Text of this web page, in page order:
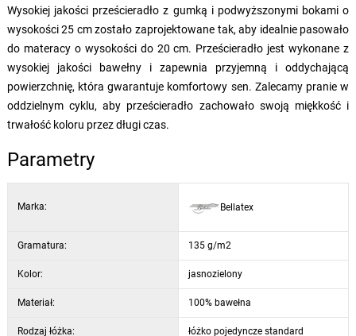
Wysokiej jakości prześcieradło z gumką i podwyższonymi bokami o
wysokości 25 cm zostało zaprojektowane tak, aby idealnie pasowało
do materacy o wysokości do 20 cm. Prześcieradło jest wykonane z
wysokiej jakości bawełny i zapewnia przyjemną i oddychającą
powierzchnię, która gwarantuje komfortowy sen. Zalecamy pranie w
oddzielnym cyklu, aby prześcieradło zachowało swoją miękkość i
trwałość koloru przez długi czas.
Parametry
Marka: Bellatex
Gramatura: 135 g/m2
Kolor: jasnozielony
Materiał: 100% bawełna
Rodzaj łóżka: łóżko pojedyncze standard